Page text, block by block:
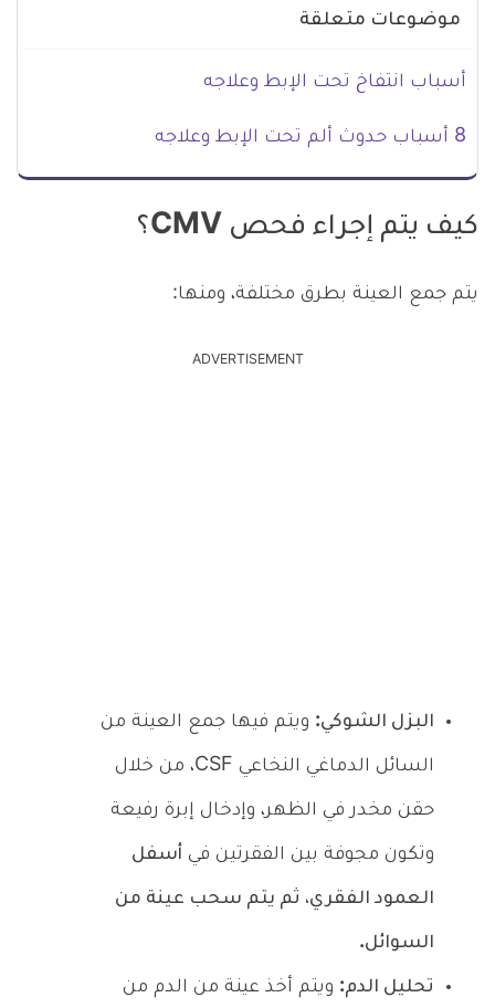
موضوعات متعلقة
أسباب انتفاخ تحت الإبط وعلاجه
8 أسباب حدوث ألم تحت الإبط وعلاجه
كيف يتم إجراء فحص CMV؟
يتم جمع العينة بطرق مختلفة، ومنها:
ADVERTISEMENT
البزل الشوكي: ويتم فيها جمع العينة من
السائل الدماغي النخاعي CSF، من خلال
حقن مخدر في الظهر، وإدخال إبرة رفيعة
وتكون مجوفة بين الفقرتين في أسفل
العمود الفقري، ثم يتم سحب عينة من
السوائل.
تحليل الدم: ويتم أخذ عينة من الدم من